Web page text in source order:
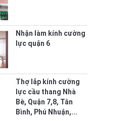
Nhận làm kính cường
lực quận 6
Thợ lắp kính cường
lực cầu thang Nhà
Bè, Quận 7,8, Tân
Bình, Phú Nhuận,...